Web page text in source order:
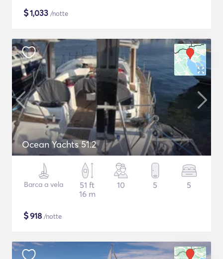
$1,033 /notte
Ocean Yachts 51.2
Barca a vela
51 ft
16 m
10 5 5
$918 /notte